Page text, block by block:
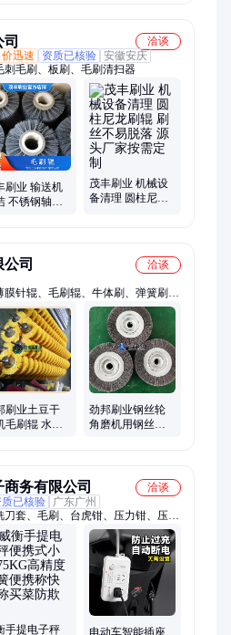
洽谈
迅速 资质已核验 安徽安庆
刺毛刷、板刷、毛刷清扫器
刷业 输送机
不锈钢轴刷
茂丰刷业 机械设
备清理 圆柱尼龙
司
洽谈
针辊、毛刷辊、牛体刷、弹簧刷、
管道刷、扫雪刷片、砖机条刷、密封
、试管清洗刷、尼龙圆盘刷、磨料丝
滚刷、扫地机毛刷、抛光去毛刺刷、
辊、钢丝轮
刷业土豆干
毛刷辊 水果
劲邦刷业钢丝轮
角磨机用钢丝刷
务有限公司
洽谈
质已核验
广东广州
刀套、毛刷、台虎钳、压力钳、压槽
器、冷却器、钢字码、水平仪、镀锌
机、钢字头、储气罐、磨刀器、螺丝
机、滚槽机、平口钳
手提电子秤